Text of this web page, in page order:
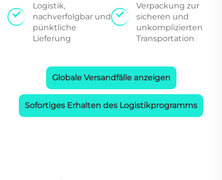
Logistik,
nachverfolgbar und
pünktliche
Lieferung
Verpackung zur
sicheren und
unkomplizierten
Transportation
Globale Versandfälle anzeigen
Sofortiges Erhalten des Logistikprogramms